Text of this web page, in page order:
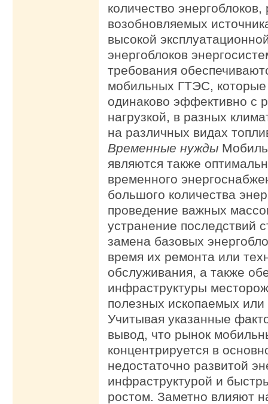
количество
возобновляемых
высокой
энергоблоков
требования
мобильных ГТЭС, которые
одинаково эффективно с
нагрузкой, в разных
на различных видах
Временные нужды
являются также
временного
большого количества
проведение важных
устранение последствий
замена базовых
время их ремонта или
обслуживания, а также
инфраструктуры
полезных ископаемых или
Учитывая указанные
вывод, что рынок
концентрируется в
недостаточно развитой
инфраструктурой и
ростом. Заметно влияют